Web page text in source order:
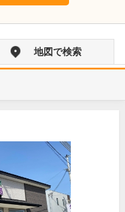
地図で検索